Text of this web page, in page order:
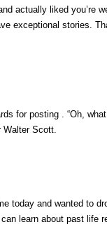
actually liked you’re
exceptional stories.
for posting . “Oh,
Scott.
today and wanted to
learn about past life